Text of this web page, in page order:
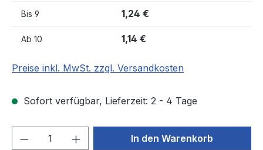
Bis 9 1,24 €
Ab 10 1,14 €
Preise inkl. MwSt. zzgl. Versandkosten
Sofort verfügbar, Lieferzeit: 2 - 4 Tage
Produkt Anzahl: Gib denIn den Warenkorb